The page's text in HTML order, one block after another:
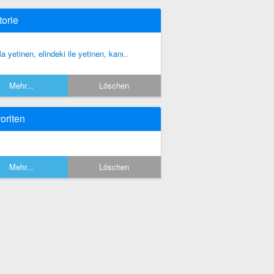
yetinen, elindeki ile yetinen, kanı..
Mehr... Löschen
Mehr... Löschen